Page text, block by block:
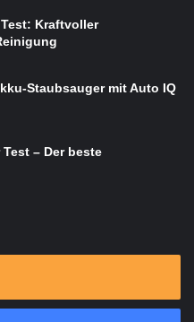
Test: Kraftvoller
Staubsauger mit Auto IQ
– Der beste